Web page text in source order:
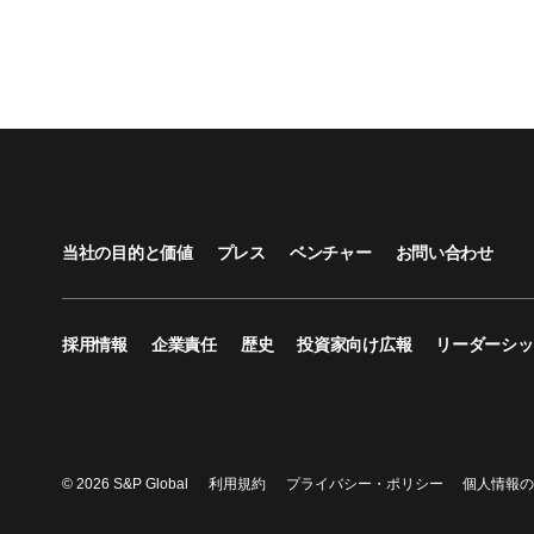
当社の目的と価値 プレス ベンチャー お問い合わせ
採用情報 企業責任 歴史 投資家向け広報 リーダーシ
© 2026 S&P Global 利用規約 プライバシー・ポリシー 個人情報